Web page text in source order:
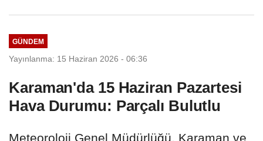
GÜNDEM
Yayınlanma: 15 Haziran 2026 - 06:36
Karaman'da 15 Haziran Pazartesi
Hava Durumu: Parçalı Bulutlu
Meteoroloji Genel Müdürlüğü, Karaman ve